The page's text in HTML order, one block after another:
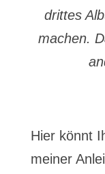
drittes
machen.
Hier könnt
meiner